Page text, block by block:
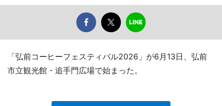
「弘前コーヒーフェスティバル2026」が6月13日、弘前
市立観光館・追手門広場で始まった。